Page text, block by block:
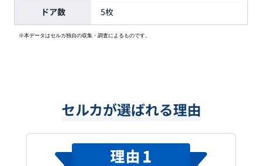
ドア数 5枚
※本データはセルカ独自の収集・調査によるものです。
セルカが選ばれる理由